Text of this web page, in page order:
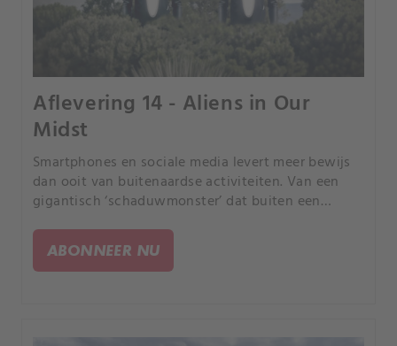
Aflevering 14 - Aliens in Our
Midst
Smartphones en sociale media levert meer bewijs
dan ooit van buitenaardse activiteiten. Van een
gigantisch ‘schaduwmonster’ dat buiten een
buitenaardse wezens in Las Vegas en nieuwe
video's van de marine.
ABONNEER NU